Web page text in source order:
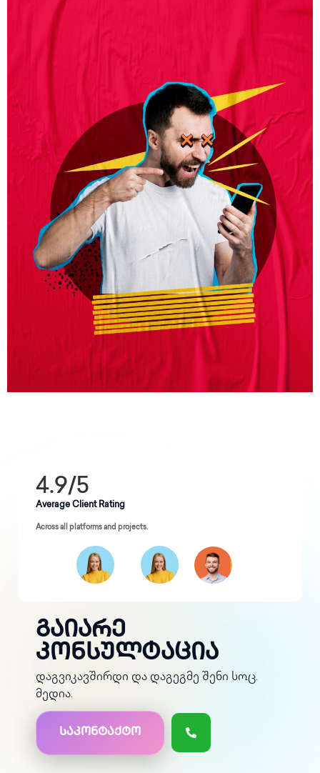
4.9/5
Average Client Rating
Across all platforms and projects.
გაიარე
კონსულტაცია
დაგვიკავშირდი და დაგეგმე შენი სოც.
მედია.
საკონტაქტო